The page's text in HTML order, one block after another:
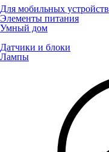
Для мобильных устройств
Элементы питания
Умный дом
Датчики и блоки
Лампы